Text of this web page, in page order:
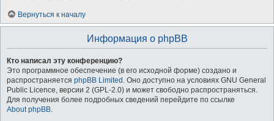
Вернуться к началу
Информация о phpBB
Кто написал эту конференцию?
Это программное обеспечение (в его исходной форме) создано и
распространяется phpBB Limited . Оно доступно на условиях GNU General
Public Licence, версии 2 (GPL-2.0) и может свободно распространяться.
Для получения более подробных сведений перейдите по ссылке
About phpBB.